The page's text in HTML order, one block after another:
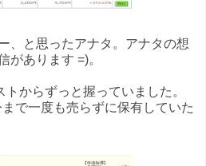
、と思ったアナタ。アナタの想
があります =)。
からずっと握っていました。
で一度も売らずに保有していた